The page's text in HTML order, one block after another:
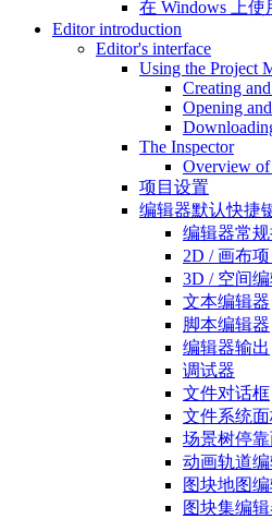
在 Windows 上使
Editor introduction
Editor's interface
Using the Project
Creating
Opening
The Inspector
Overview of
项目设置
编辑器默认快捷
编辑器常
2D / 画布
3D / 空间
文本编辑器
脚本编辑器
编辑器输出
调试器
文件对话框
文件系统面
场景树停靠
动画轨道
图块地图
图块集编